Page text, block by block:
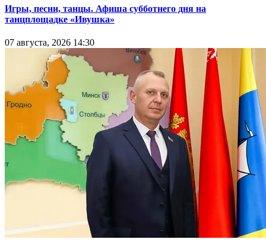
Игры, песни, танцы. Афиша субботнего дня на
танцплощадке «Ивушка»
07 августа, 2026 14:30